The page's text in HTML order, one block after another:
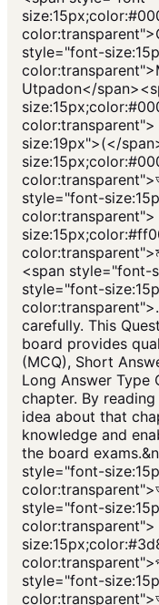
style="font-
Utpadon</
size:19px">(</
style="font-
<span style="font-
style="font-
carefully. This
board provides
(MCQ), Short
Long Answer Type
chapter. By
idea about that
knowledge and
the board
style="font-
style="font-
style="font-